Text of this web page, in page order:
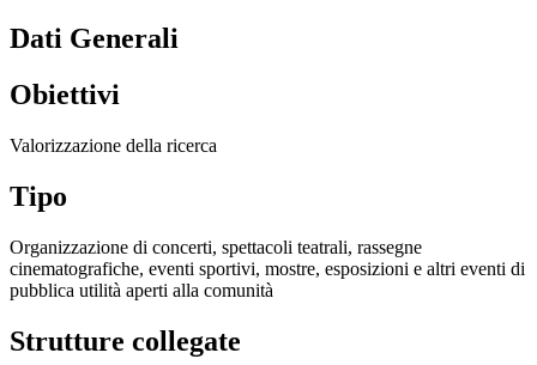
Dati Generali
Obiettivi
Valorizzazione della ricerca
Tipo
Organizzazione di concerti, spettacoli teatrali, rassegne
cinematografiche, eventi sportivi, mostre, esposizioni e altri eventi di
pubblica utilità aperti alla comunità
Strutture collegate